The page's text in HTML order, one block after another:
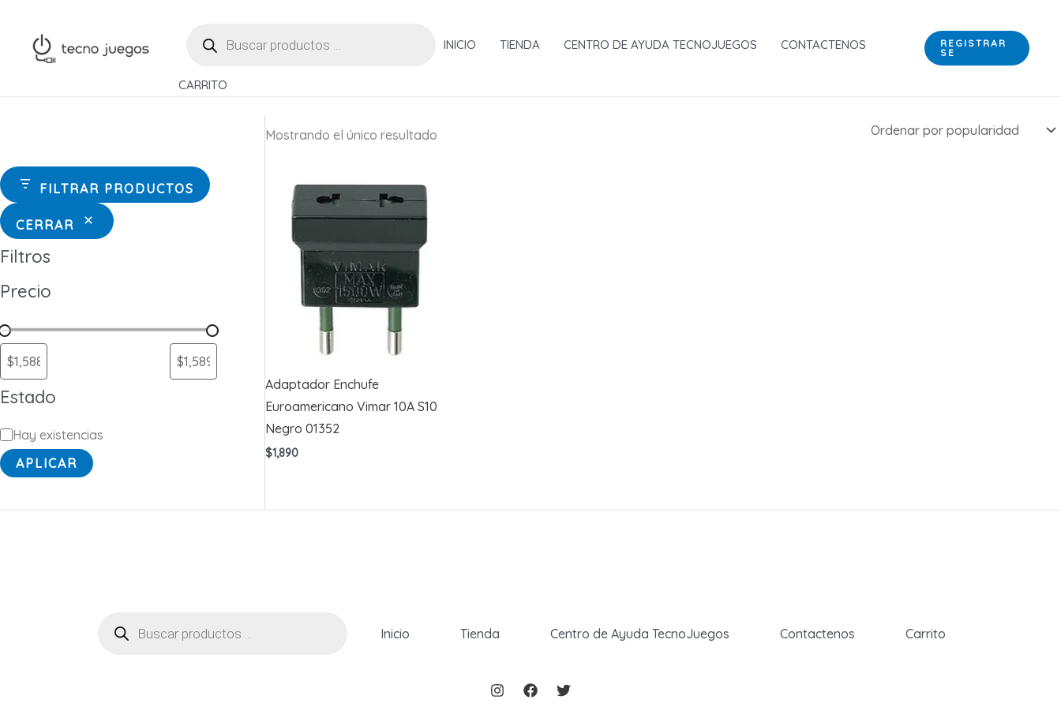
contenido
PRODUCTOS
INICIO TIENDA CENTRO DE AYUDA TECNOJUEGOS CONTACTENOS
CARRITO
REGISTRAR
SE
FILTRAR PRODUCTOS
CERRAR
Filtros
Precio
Estado
E
s
a
Hay existencias
APLICAR
Mostrando el único resultado
Adaptador Enchufe
Euroamericano Vimar 10A S10
Negro 01352
$1,890
productos
Inicio Tienda Centro de Ayuda TecnoJuegos Contactenos Carrito